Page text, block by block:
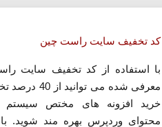
کد تخفیف سایت راست چین
با استفاده از کد تخفیف سایت
معرفی شده می
خرید افزونه های مختص سیستم
محتوای وردپرس بهره مند شوید.